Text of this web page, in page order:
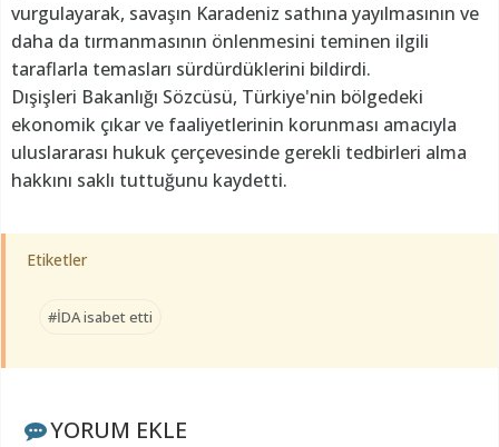
vurgulayarak, savaşın Karadeniz sathına yayılmasının ve
daha da tırmanmasının önlenmesini teminen ilgili
taraflarla temasları sürdürdüklerini bildirdi.
Dışişleri Bakanlığı Sözcüsü, Türkiye'nin bölgedeki
ekonomik çıkar ve faaliyetlerinin korunması amacıyla
uluslararası hukuk çerçevesinde gerekli tedbirleri alma
hakkını saklı tuttuğunu kaydetti.
Etiketler
#İDA isabet etti
YORUM EKLE